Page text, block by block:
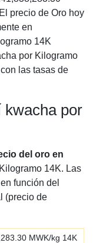
precio de Oro hoy
en
14K
por Kilogramo
las tasas de
kwacha por
del oro en
14K. Las
función del
(precio de
MWK/kg 14K